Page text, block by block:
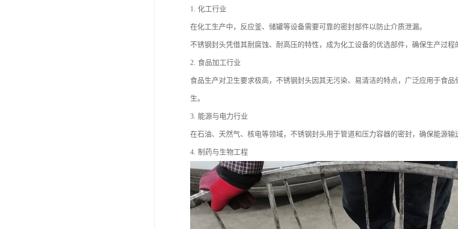
1. 化工行业
在化工生产中，反应釜、储罐等设备需要可靠的密封部件以防止介质泄漏。
不锈钢封头凭借其耐腐蚀、耐高压的特性，成为化工设备的优选部件，确保生产过程
2. 食品加工行业
食品生产对卫生要求极高，不锈钢封头因其无污染、易清洁的特点，广泛应用于食
生。
3. 能源与电力行业
在石油、天然气、核电等领域，不锈钢封头用于管道和压力容器的密封，确保能源
4. 制药与生物工程